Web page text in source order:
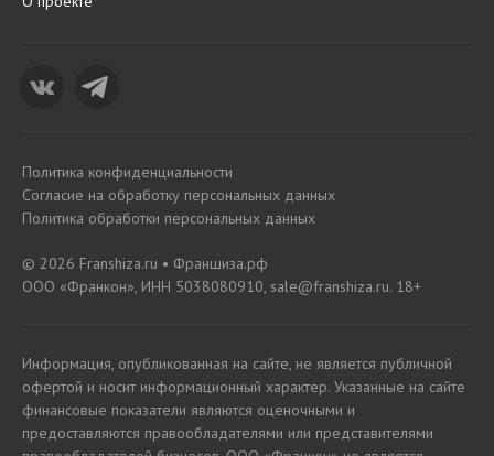
Политика конфиденциальности
Согласие на обработку персональных данных
Политика обработки персональных данных
© 2026 Franshiza.ru • Франшиза.рф
ООО «Франкон», ИНН 5038080910, sale@franshiza.ru. 18+
Информация, опубликованная на сайте, не является публичной
офертой и носит информационный характер. Указанные на сайте
финансовые показатели являются оценочными и
предоставляются правообладателями или представителями